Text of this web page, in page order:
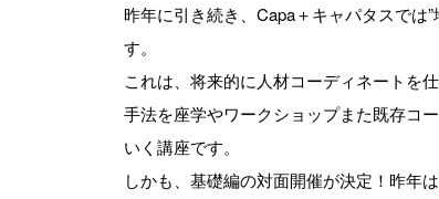
昨年に引き続き、Capa＋キャパタスでは
す。
これは、将来的に人材コーディネートを
手法を座学やワークショップまた既存コ
いく講座です。
しかも、基礎編の対面開催が決定！昨年